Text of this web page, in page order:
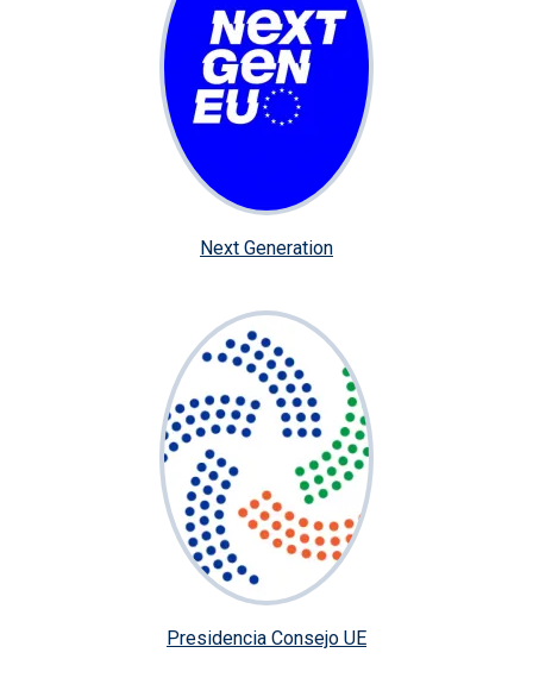
Next Generation
Presidencia Consejo UE